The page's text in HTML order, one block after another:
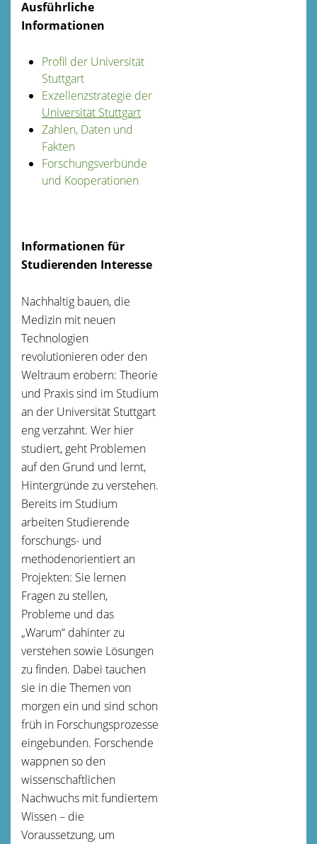
Ausführliche
Informationen
Profil der Universität
Stuttgart
Exzellenzstrategie der
Universität Stuttgart
Zahlen, Daten und
Fakten
Forschungsverbünde
und Kooperationen
Informationen für
Studierenden Interesse
Nachhaltig bauen, die
Medizin mit neuen
Technologien
revolutionieren oder den
Weltraum erobern: Theorie
und Praxis sind im Studium
an der Universität Stuttgart
eng verzahnt. Wer hier
studiert, geht Problemen
auf den Grund und lernt,
Hintergründe zu verstehen.
Bereits im Studium
arbeiten Studierende
forschungs- und
methodenorientiert an
Projekten: Sie lernen
Fragen zu stellen,
Probleme und das
„Warum“ dahinter zu
verstehen sowie Lösungen
zu finden. Dabei tauchen
sie in die Themen von
morgen ein und sind schon
früh in Forschungsprozesse
eingebunden. Forschende
wappnen so den
wissenschaftlichen
Nachwuchs mit fundiertem
Wissen – die
Voraussetzung, um